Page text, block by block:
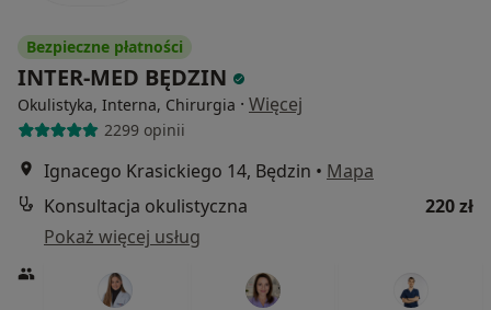
Bezpieczne płatności
INTER-MED BĘDZIN
Okulistyka, Interna, Chirurgia · Więcej
2299 opinii
Ignacego Krasickiego 14, Będzin • Mapa
Konsultacja okulistyczna
220 zł
Pokaż więcej usług